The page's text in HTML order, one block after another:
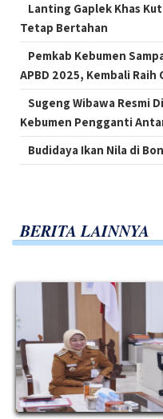
Lanting Gaplek Khas
Tetap Bertahan
Pemkab Kebumen
APBD 2025, Kembali Raih
Sugeng Wibawa Resmi
Kebumen Pengganti
Budidaya Ikan Nila di
BERITA LAINNYA